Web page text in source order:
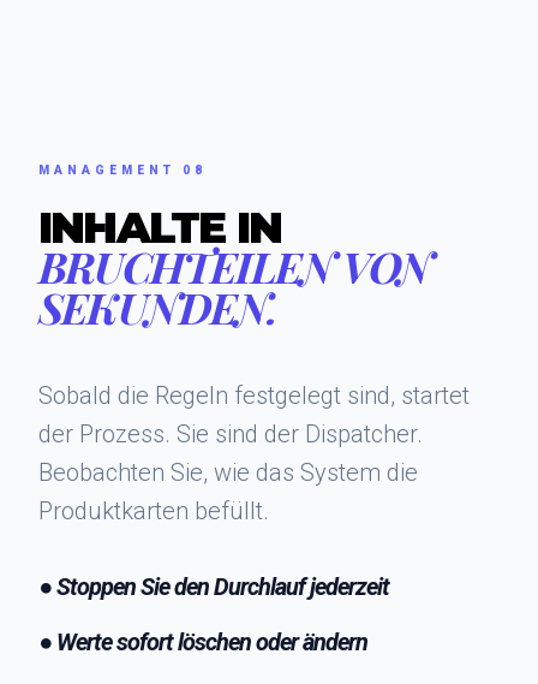
MANAGEMENT 08
INHALTE IN
BRUCHTEILEN VON
SEKUNDEN.
Sobald die Regeln festgelegt sind, startet
der Prozess. Sie sind der Dispatcher.
Beobachten Sie, wie das System die
Produktkarten befüllt.
● Stoppen Sie den Durchlauf jederzeit
● Werte sofort löschen oder ändern